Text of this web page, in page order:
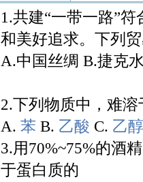
1.共建“一带一路”
和美好追求。下列
A.中国丝绸 B.捷克
2.下列物质中，难
A. 苯 B. 乙酸 C. 乙醇
3.用70%~75%的酒
于蛋白质的